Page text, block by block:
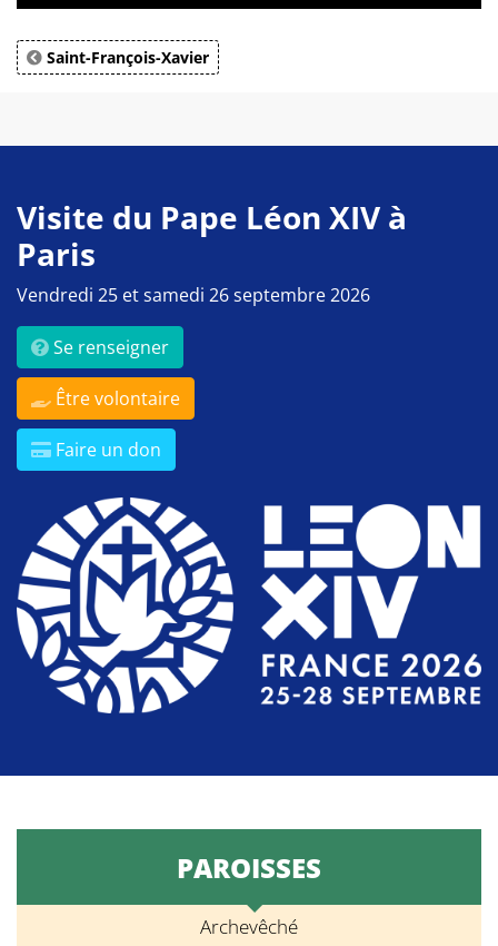
Saint-François-Xavier
Visite du Pape Léon XIV à
Paris
Vendredi 25 et samedi 26 septembre 2026
Se renseigner
Être volontaire
Faire un don
PAROISSES
Archevêché